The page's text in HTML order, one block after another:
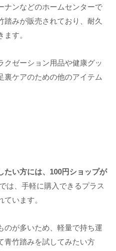
ナンなどのホームセンターで
踏みが販売されており、耐久
す。
クゼーション用品や健康グッ
裏ケアのための他のアイテム
たい方には、100円ショップが
は、手軽に購入できるプラス
います。
のが多いため、軽量で持ち運
青竹踏みを試してみたい方